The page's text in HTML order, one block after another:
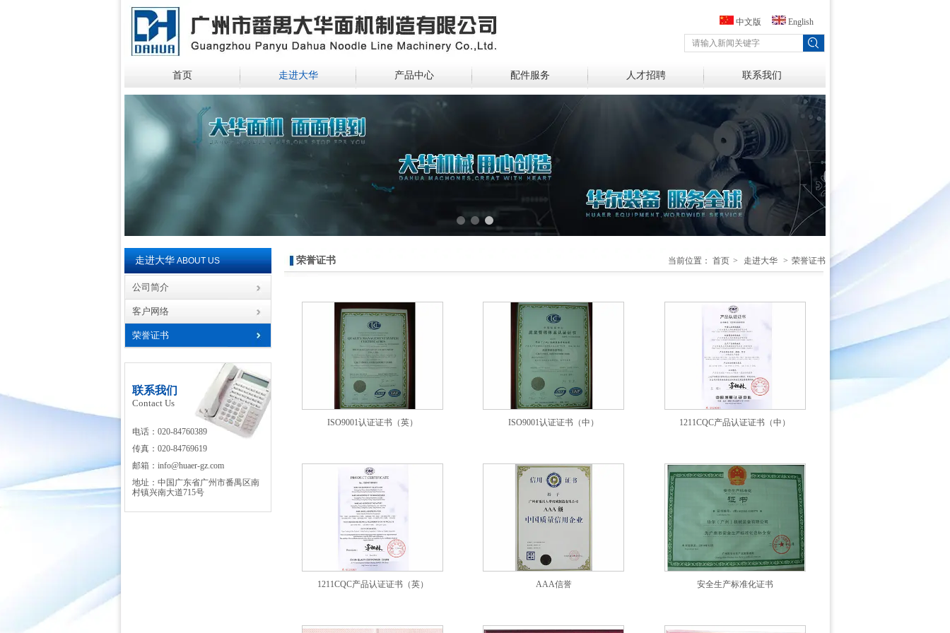
中文版 English
首页 走进大华 产品中心 配件服务 人才招聘 联系我们
走进大华 ABOUT US
公司简介
客户网络
荣誉证书
联系我们
Contact Us
电话：020-84760389
传真：020-84769619
邮箱： info@huaer-gz.com
地址：中国广东省广州市番禺区南
村镇兴南大道715号
荣誉证书 当前位置： 首页 > 走进大华 > 荣誉证书
ISO9001认证证书（英） ISO9001认证证书（中） 1211CQC产品认证证书（中）
1211CQC产品认证证书（英） AAA信誉 安全生产标准化证书